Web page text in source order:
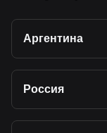
Аргентина
Россия